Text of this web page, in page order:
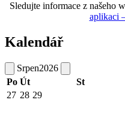
Sledujte informace z našeho
aplikaci
Kalendář
Srpen2026
Po Út St
27 28 29